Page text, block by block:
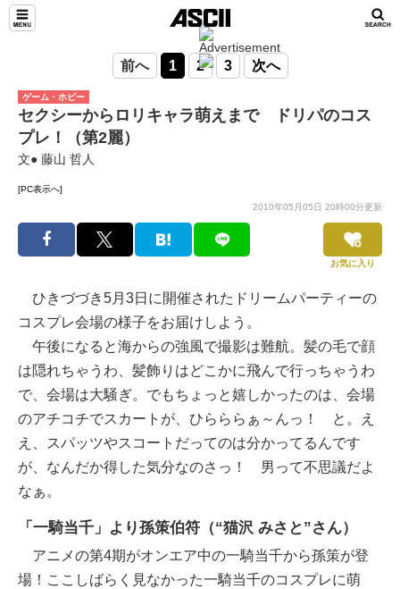
前へ 1 2 3 次へ
ゲーム・ホビー
セクシーからロリキャラ萌えまで ドリパのコス
プレ！（第2麗）
文● 藤山 哲人
[PC表示へ]
2010年05月05日 20時00分更新
お気に入り
ひきづづき5月3日に開催されたドリームパーティーの
コスプレ会場の様子をお届けしよう。
午後になると海からの強風で撮影は難航。髪の毛で顔
は隠れちゃうわ、髪飾りはどこかに飛んで行っちゃうわ
で、会場は大騒ぎ。でもちょっと嬉しかったのは、会場
のアチコチでスカートが、ひらららぁ～んっ！ と。え
え、スパッツやスコートだってのは分かってるんです
が、なんだか得した気分なのさっ！ 男って不思議だよ
なぁ。
「一騎当千」より孫策伯符（“猫沢 みさと”さん）
アニメの第4期がオンエア中の一騎当千から孫策が登
場！ここしばらく見なかった一騎当千のコスプレに萌